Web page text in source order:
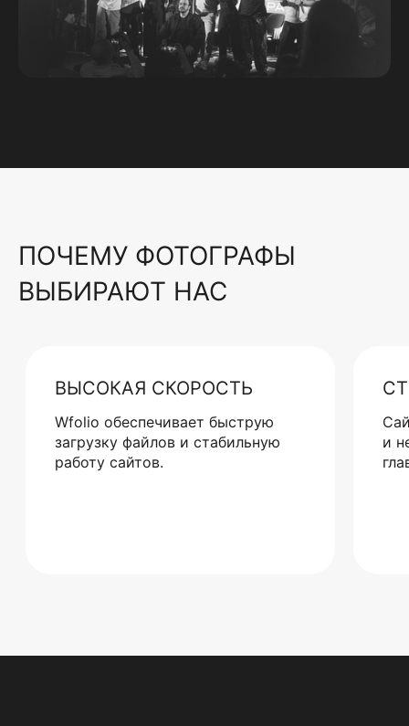
ПОЧЕМУ ФОТОГРАФЫ
ВЫБИРАЮТ НАС
ВЫСОКАЯ СКОРОСТЬ
Wfolio обеспечивает быструю
загрузку файлов и стабильную
работу сайтов.
и